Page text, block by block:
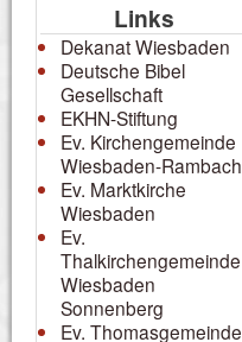
Links
Dekanat Wiesbaden
Deutsche Bibel
Gesellschaft
EKHN-Stiftung
Ev. Kirchengemeinde
Wiesbaden-Rambach
Ev. Marktkirche
Wiesbaden
Ev.
Thalkirchengemeinde
Wiesbaden
Sonnenberg
Ev. Thomasgemeinde